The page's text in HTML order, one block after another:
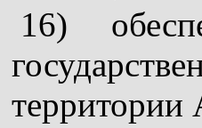
16)